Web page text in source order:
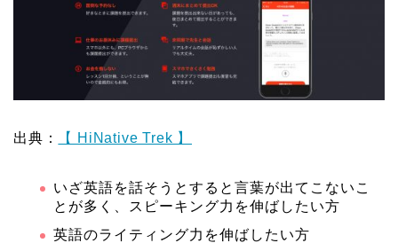
出典： 【 HiNative Trek 】
いざ英語を話そうとすると言葉が出てこないこ
とが多く、スピーキング力を伸ばしたい方
英語のライティング力を伸ばしたい方